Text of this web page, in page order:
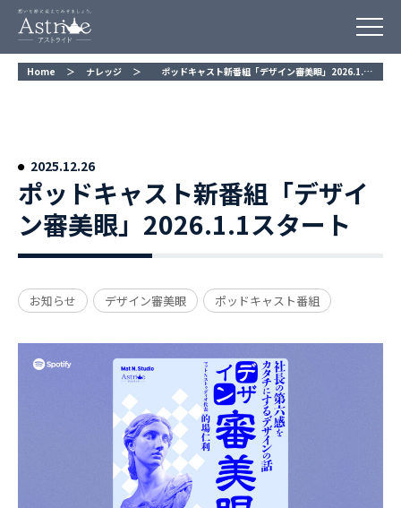
Home ＞ ナレッジ ＞ ポッドキャスト新番組「デザイン審美眼」2026.1.1スタート
ポッドキャスト新番組「デザイ
ン審美眼」2026.1.1スタート
お知らせ デザイン審美眼 ポッドキャスト番組